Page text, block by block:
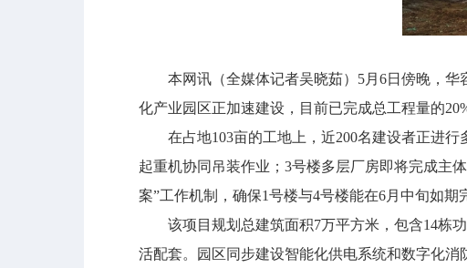
本网讯（全媒体记者吴晓茹）5月6日傍晚，华
化产业园区正加速建设，目前已完成总工程量的
在占地103亩的工地上，近200名建设者正进行
起重机协同吊装作业；3号楼多层厂房即将完成主
案”工作机制，确保1号楼与4号楼能在6月中旬如期
该项目规划总建筑面积7万平方米，包含14栋功
活配套。园区同步建设智能化供电系统和数字化消